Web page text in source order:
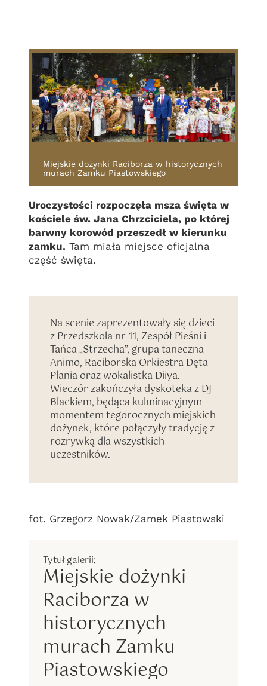
Miejskie dożynki Raciborza w historycznych
murach Zamku Piastowskiego
Uroczystości rozpoczęła msza święta w
kościele św. Jana Chrzciciela, po której
barwny korowód przeszedł w kierunku
zamku. Tam miała miejsce oficjalna
część święta.
Na scenie zaprezentowały się dzieci
z Przedszkola nr 11, Zespół Pieśni i
Tańca „Strzecha”, grupa taneczna
Animo, Raciborska Orkiestra Dęta
Plania oraz wokalistka Diiya.
Wieczór zakończyła dyskoteka z DJ
Blackiem, będąca kulminacyjnym
momentem tegorocznych miejskich
dożynek, które połączyły tradycję z
rozrywką dla wszystkich
uczestników.
fot. Grzegorz Nowak/Zamek Piastowski
Miejskie dożynki
Raciborza w
historycznych
murach Zamku
Piastowskiego